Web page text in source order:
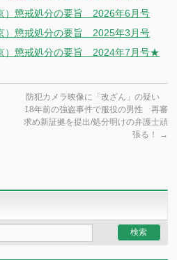
）懲戒処分の要旨 2026年6月号
）懲戒処分の要旨 2025年3月号
）懲戒処分の要旨 2024年7月号★
防犯カメラ映像に「改ざん」の疑い
18年前の強盗事件で服役の男性 再審
求め新証拠を提出/処分明けの弁護士頑
張る！
→